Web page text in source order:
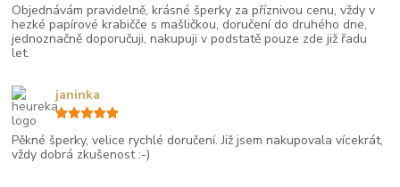
Objednávám pravidelně, krásné šperky za příznivou cenu, vždy v
hezké papírové krabičče s mašličkou, doručení do druhého dne,
jednoznačně doporučuji, nakupuji v podstatě pouze zde již řadu
let.
Pěkné šperky, velice rychlé doručení. Již jsem nakupovala vícekrát,
vždy dobrá zkušenost :-)
janinka